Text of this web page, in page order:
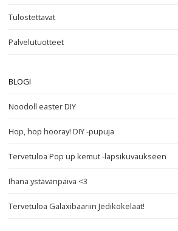
Tulostettavat
Palvelutuotteet
BLOGI
Noodoll easter DIY
Hop, hop hooray! DIY -pupuja
Tervetuloa Pop up kemut -lapsikuvaukseen
Ihana ystävänpäivä <3
Tervetuloa Galaxibaariin Jedikokelaat!